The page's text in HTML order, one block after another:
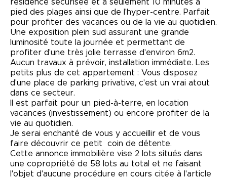
résidence sécurisée et à seulement 10 minutes à
pied des plages ainsi que de l'hyper-centre. Parfait
pour profiter des vacances ou de la vie au quotidien.
Une exposition plein sud assurant une grande
luminosité toute la journée et permettant de
profiter d'une très jolie terrasse d'environ 6m2.
Aucun travaux à prévoir, installation immédiate. Les
petits plus de cet appartement : Vous disposez
d'une place de parking privative, c'est un vrai atout
dans ce secteur.
Il est parfait pour un pied-à-terre, en location
vacances (investissement) ou encore profiter de la
vie au quotidien.
Je serai enchanté de vous y accueillir et de vous
faire découvrir ce petit coin de détente.
Cette annonce immobilière vise 2 lots situés dans
une copropriété de 58 lots au total et ne faisant
l'objet d'aucune procédure en cours citée à l'article